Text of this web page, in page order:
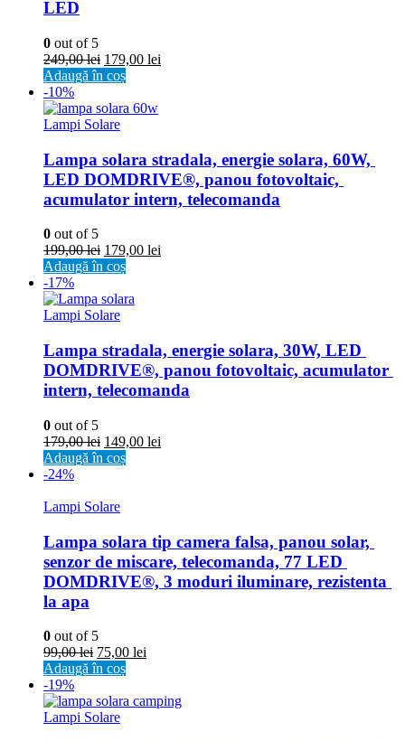
LED
0 out of 5
249,00lei 179,00 lei
Adaugă în coș
-10%
Lampi Solare
Lampa solara stradala, energie solara, 60W,
LED DOMDRIVE®, panou fotovoltaic,
acumulator intern, telecomanda
0 out of 5
199,00lei 179,00 lei
Adaugă în coș
-17%
Lampi Solare
Lampa stradala, energie solara, 30W, LED
DOMDRIVE®, panou fotovoltaic, acumulator
intern, telecomanda
0 out of 5
179,00lei 149,00 lei
Adaugă în coș
-24%
Lampi Solare
Lampa solara tip camera falsa, panou solar,
senzor de miscare, telecomanda, 77 LED
DOMDRIVE®, 3 moduri iluminare, rezistenta
la apa
0 out of 5
99,00lei 75,00 lei
Adaugă în coș
-19%
Lampi Solare